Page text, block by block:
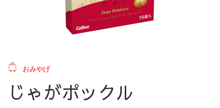
おみやげ
じゃがポックル